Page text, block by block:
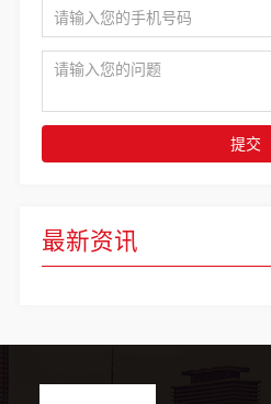
最新资讯
提交